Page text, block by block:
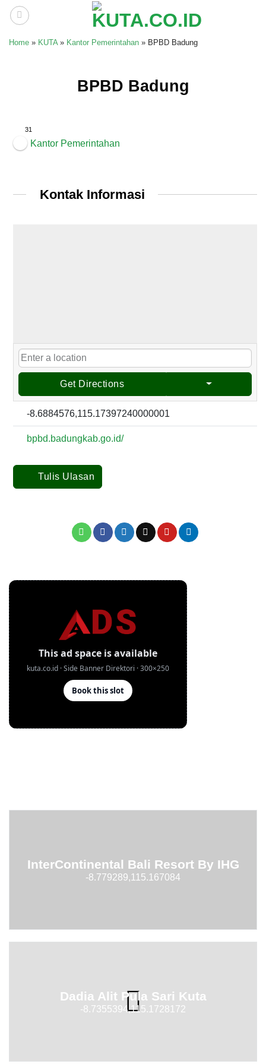
Skip
Home » KUTA» Kantor Pemerintahan » BPBD Badung
BPBD Badung
31
Kantor Pemerintahan
Kontak Informasi
Get Directions
-8.6884576,115.17397240000001
bpbd.badungkab.go.id/
Tulis Ulasan
InterContinental Bali Resort By IHG
-8.779289,115.167084
Dadia Alit Pula Sari Kuta
-8.7355394,115.1728172